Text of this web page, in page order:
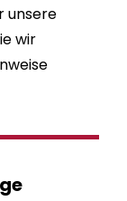
unsere
wir